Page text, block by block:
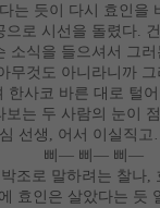
는 듯이 다시 효인을
으로 시선을 돌렸다.
소식을 들으셔서 그러
무것도 아니라니까 그
한사코 바른 대로 털
보는 두 사람의 눈이
심 선생 , 어서 이실직고
삐 ― 삐 ― 삐 ―
조로 말하려는 찰나,
효인은 살았다는 듯